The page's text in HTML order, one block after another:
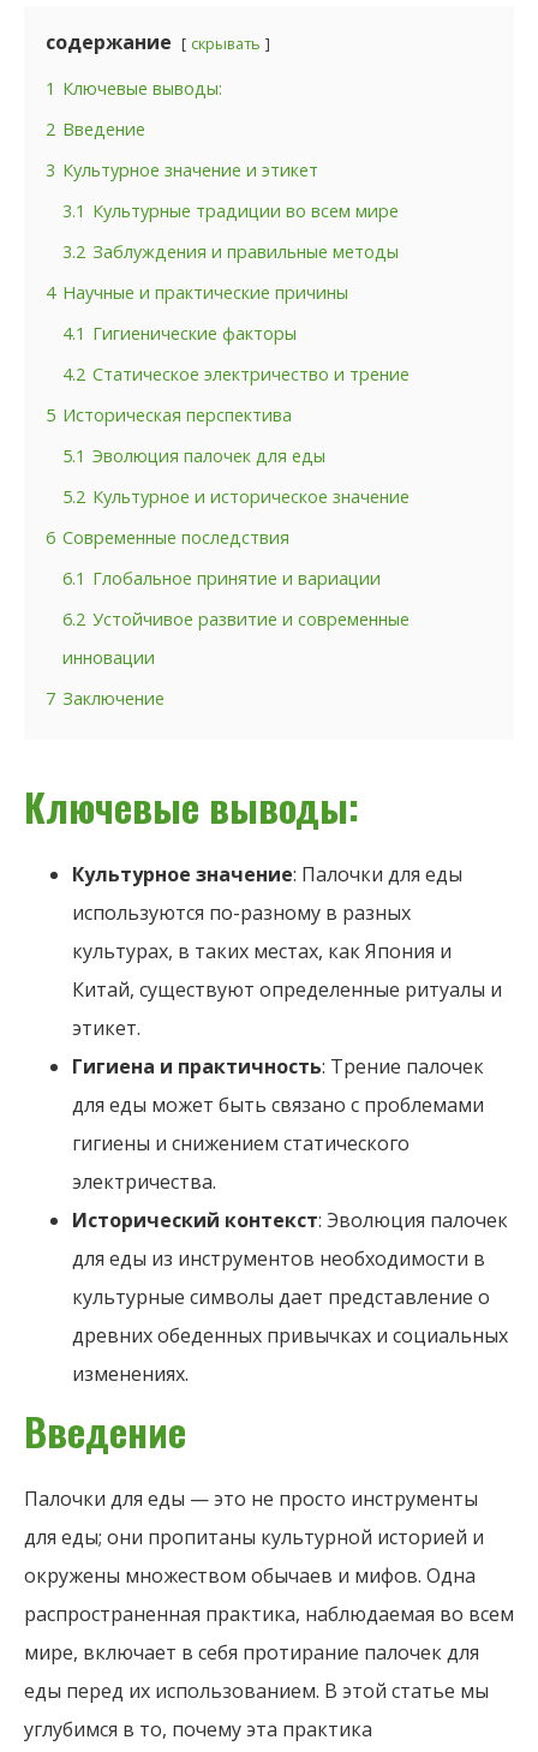
содержание скрывать
1 Ключевые выводы:
2 Введение
3 Культурное значение и этикет
3.1 Культурные традиции во всем мире
3.2 Заблуждения и правильные методы
4 Научные и практические причины
4.1 Гигиенические факторы
4.2 Статическое электричество и трение
5 Историческая перспектива
5.1 Эволюция палочек для еды
5.2 Культурное и историческое значение
6 Современные последствия
6.1 Глобальное принятие и вариации
6.2 Устойчивое развитие и современные
инновации
7 Заключение
Ключевые выводы:
Культурное значение: Палочки для еды
используются по-разному в разных
культурах, в таких местах, как Япония и
Китай, существуют определенные ритуалы и
этикет.
Гигиена и практичность: Трение палочек
для еды может быть связано с проблемами
гигиены и снижением статического
электричества.
Исторический контекст: Эволюция палочек
для еды из инструментов необходимости в
культурные символы дает представление о
древних обеденных привычках и социальных
изменениях.
Введение
Палочки для еды — это не просто инструменты
для еды; они пропитаны культурной историей и
окружены множеством обычаев и мифов. Одна
распространенная практика, наблюдаемая во всем
мире, включает в себя протирание палочек для
еды перед их использованием. В этой статье мы
углубимся в то, почему эта практика